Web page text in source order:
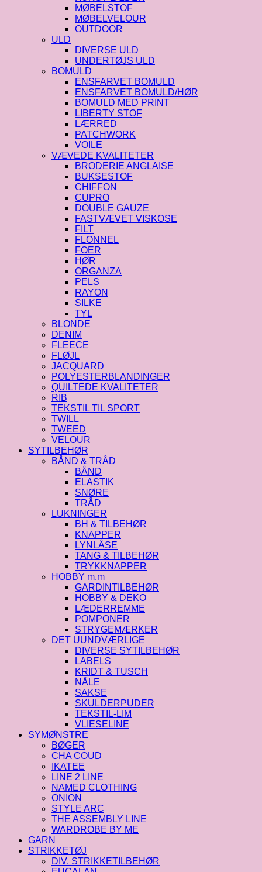
MØBELSTOF
MØBELVELOUR
OUTDOOR
ULD
DIVERSE ULD
UNDERTØJS ULD
BOMULD
ENSFARVET BOMULD
ENSFARVET BOMULD/HØR
BOMULD MED PRINT
LIBERTY STOF
LÆRRED
PATCHWORK
VOILE
VÆVEDE KVALITETER
BRODERIE ANGLAISE
BUKSESTOF
CHIFFON
CUPRO
DOUBLE GAUZE
FASTVÆVET VISKOSE
FILT
FLONNEL
FOER
HØR
ORGANZA
PELS
RAYON
SILKE
TYL
BLONDE
DENIM
FLEECE
FLØJL
JACQUARD
POLYESTERBLANDINGER
QUILTEDE KVALITETER
RIB
TEKSTIL TIL SPORT
TWILL
TWEED
VELOUR
SYTILBEHØR
BÅND & TRÅD
BÅND
ELASTIK
SNØRE
TRÅD
LUKNINGER
BH & TILBEHØR
KNAPPER
LYNLÅSE
TANG & TILBEHØR
TRYKKNAPPER
HOBBY m.m
GARDINTILBEHØR
HOBBY & DEKO
LÆDERREMME
POMPONER
STRYGEMÆRKER
DET UUNDVÆRLIGE
DIVERSE SYTILBEHØR
LABELS
KRIDT & TUSCH
NÅLE
SAKSE
SKULDERPUDER
TEKSTIL-LIM
VLIESELINE
SYMØNSTRE
BØGER
CHA COUD
IKATEE
LINE 2 LINE
NAMED CLOTHING
ONION
STYLE ARC
THE ASSEMBLY LINE
WARDROBE BY ME
GARN
STRIKKETØJ
DIV. STRIKKETILBEHØR